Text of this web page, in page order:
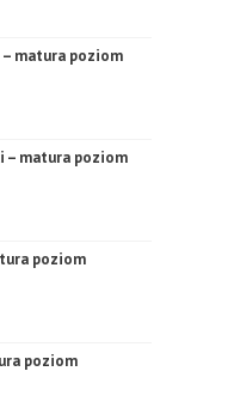
matura poziom
– matura poziom
poziom
poziom